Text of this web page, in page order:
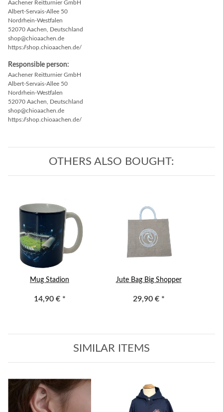
Aachener Reitturnier GmbH
Albert-Servais-Allee 50
Nordrhein-Westfalen
52070 Aachen, Deutschland
shop@chioaachen.de
https://shop.chioaachen.de/
Responsible person:
Aachener Reitturnier GmbH
Albert-Servais-Allee 50
Nordrhein-Westfalen
52070 Aachen, Deutschland
shop@chioaachen.de
https://shop.chioaachen.de/
OTHERS ALSO BOUGHT:
Mug Stadion
14,90 € *
Jute Bag Big Shopper
29,90 € *
SIMILAR ITEMS